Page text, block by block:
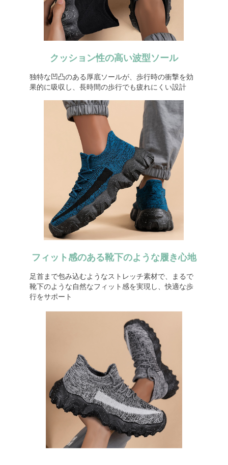
クッション性の高い波型ソール
独特な凹凸のある厚底ソールが、歩行時の衝撃を効
果的に吸収し、長時間の歩行でも疲れにくい設計
フィット感のある靴下のような履き心地
足首まで包み込むようなストレッチ素材で、まるで
靴下のような自然なフィット感を実現し、快適な歩
行をサポート